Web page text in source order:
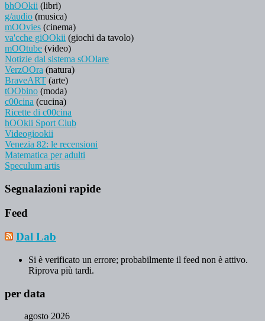
bhOOkii (libri)
g/audio (musica)
mOOvies (cinema)
va'cche giOOkii (giochi da tavolo)
mOOtube (video)
Notizie dal sistema sOOlare
VerzOOra (natura)
BraveART (arte)
tOObino (moda)
c00cina (cucina)
Ricette di c00cina
hOOkii Sport Club
Videogiookii
Venezia 82: le recensioni
Matematica per adulti
Speculum artis
Segnalazioni rapide
Feed
Dal Lab
Si è verificato un errore; probabilmente il feed non è attivo.
Riprova più tardi.
per data
agosto 2026